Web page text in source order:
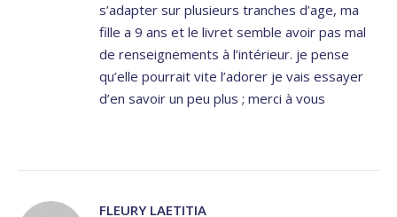
s’adapter sur plusieurs tranches d’age, ma
fille a 9 ans et le livret semble avoir pas mal
de renseignements à l’intérieur. je pense
qu’elle pourrait vite l’adorer je vais essayer
d’en savoir un peu plus ; merci à vous
FLEURY LAETITIA